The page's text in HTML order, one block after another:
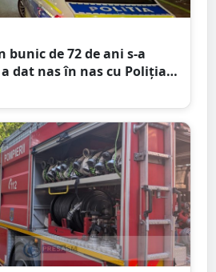
bunic de 72 de ani s-a
dat nas în nas cu Poliția